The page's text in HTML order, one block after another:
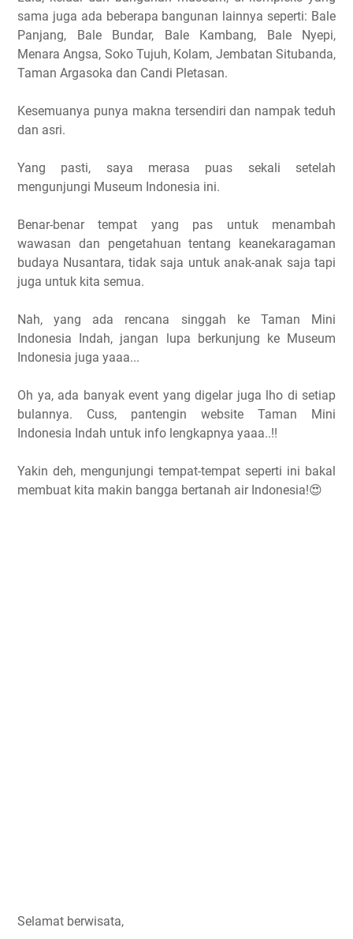
sama juga ada beberapa bangunan lainnya seperti: Bale
Panjang, Bale Bundar, Bale Kambang, Bale Nyepi,
Menara Angsa, Soko Tujuh, Kolam, Jembatan Situbanda,
Taman Argasoka dan Candi Pletasan.
Kesemuanya punya makna tersendiri dan nampak teduh
dan asri.
Yang pasti, saya merasa puas sekali setelah
mengunjungi Museum Indonesia ini.
Benar-benar tempat yang pas untuk menambah
wawasan dan pengetahuan tentang keanekaragaman
budaya Nusantara, tidak saja untuk anak-anak saja tapi
juga untuk kita semua.
Nah, yang ada rencana singgah ke Taman Mini
Indonesia Indah, jangan lupa berkunjung ke Museum
Indonesia juga yaaa...
Oh ya, ada banyak event yang digelar juga lho di setiap
bulannya. Cuss, pantengin website Taman Mini
Indonesia Indah untuk info lengkapnya yaaa..!!
Yakin deh, mengunjungi tempat-tempat seperti ini bakal
membuat kita makin bangga bertanah air Indonesia!😍
Selamat berwisata,